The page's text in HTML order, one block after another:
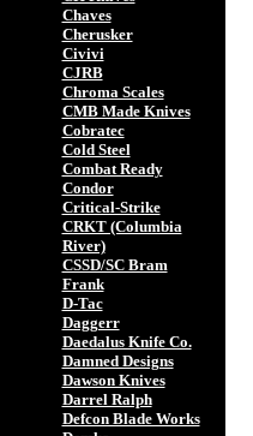
Chaves
Cherusker
Civivi
CJRB
Chroma Scales
CMB Made Knives
Cobratec
Cold Steel
Combat Ready
Condor
Critical-Strike
CRKT (Columbia
River)
CSSD/SC Bram
Frank
D-Tac
Daggerr
Daedalus Knife Co.
Damned Designs
Dawson Knives
Darrel Ralph
Defcon Blade Works